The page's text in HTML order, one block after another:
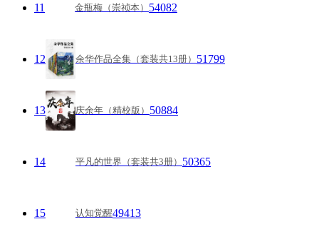
11 金瓶梅（崇祯本） 54082
12 余华作品全集（套装共13册） 51799
13 庆余年（精校版） 50884
14 平凡的世界（套装共3册） 50365
15 认知觉醒49413